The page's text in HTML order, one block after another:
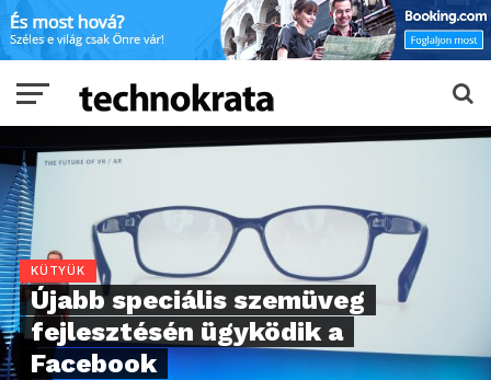
KÜTYÜK
Újabb speciális szemüveg
fejlesztésén ügyködik a
Facebook